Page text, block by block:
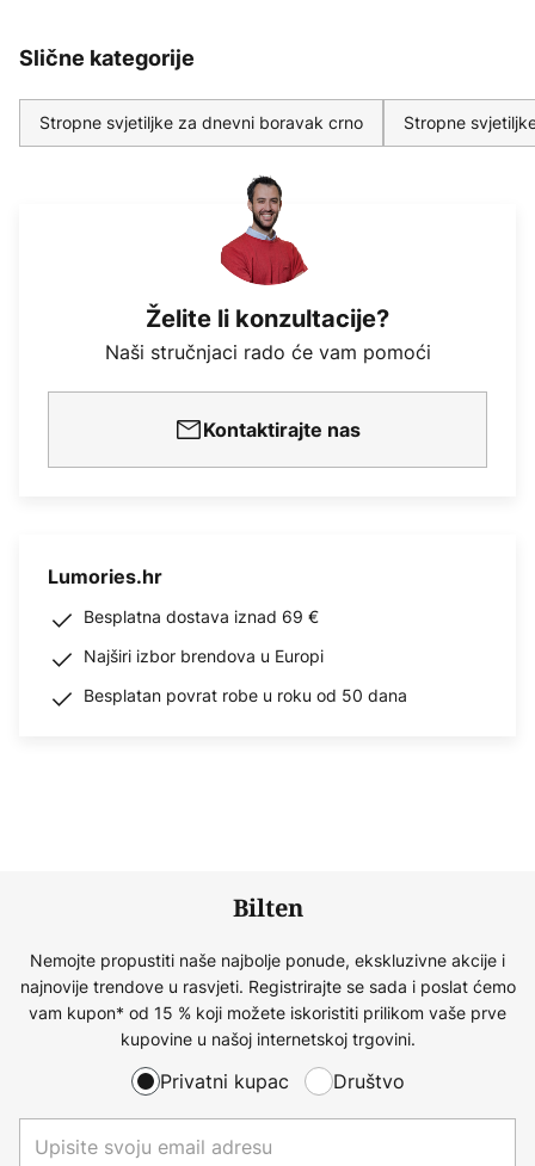
Slične kategorije
Stropne svjetiljke za dnevni boravak crno Stropne
Želite li konzultacije?
Naši stručnjaci rado će vam pomoći
Kontaktirajte nas
Lumories.hr
Besplatna dostava iznad 69 €
Najširi izbor brendova u Europi
Besplatan povrat robe u roku od 50 dana
Bilten
Nemojte propustiti naše najbolje ponude, ekskluzivne akcije i
najnovije trendove u rasvjeti. Registrirajte se sada i poslat ćemo
vam kupon* od 15 % koji možete iskoristiti prilikom vaše prve
kupovine u našoj internetskoj trgovini.
Privatni kupac Društvo